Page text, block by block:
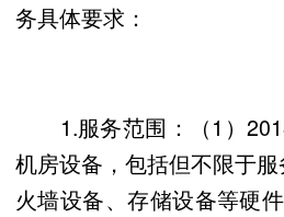
务具体要求：
1.服务范围：（1）
机房设备，包括但不限于
火墙设备、存储设备等硬